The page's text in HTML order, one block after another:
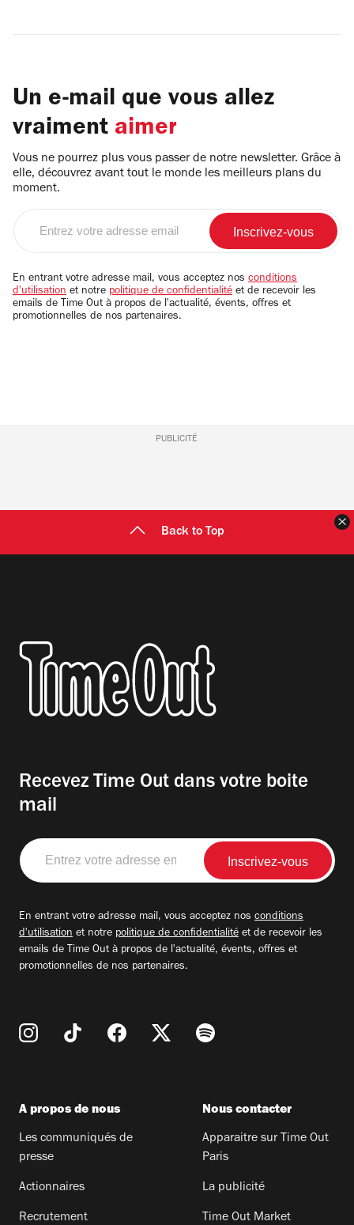
Un e-mail que vous allez
vraiment aimer
Vous ne pourrez plus vous passer de notre newsletter. Grâce à
elle, découvrez avant tout le monde les meilleurs plans du
moment.
email
En entrant votre adresse mail, vous acceptez nos conditions
d'utilisation et notre politique de confidentialité et de recevoir les
emails de Time Out à propos de l'actualité, évents, offres et
promotionnelles de nos partenaires.
PUBLICITÉ
Back to Top
Recevez Time Out dans votre boite
mail
Entrez
votre
adresse
En entrant votre adresse mail, vous acceptez nos conditions
d'utilisation et notre politique de confidentialité et de recevoir les
emails de Time Out à propos de l'actualité, évents, offres et
promotionnelles de nos partenaires.
A propos de nous
Les communiqués de
presse
Actionnaires
Recrutement
Nous contacter
Apparaitre sur Time Out
Paris
La publicité
Time Out Market